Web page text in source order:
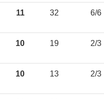
11 32 6/6
10 19 2/3
10 13 2/3